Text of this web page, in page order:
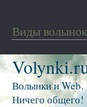
Виды волынок
Волынки и Web.
Ничего общего!